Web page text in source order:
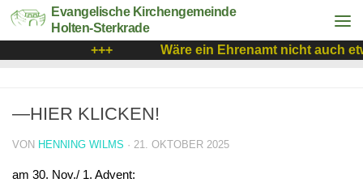
Evangelische Kirchengemeinde
Holten-Sterkrade
+++
Wäre ein Ehrenamt nicht auch
—HIER KLICKEN!
VON HENNING WILMS · 21. OKTOBER 2025
am 30. Nov./ 1. Advent: